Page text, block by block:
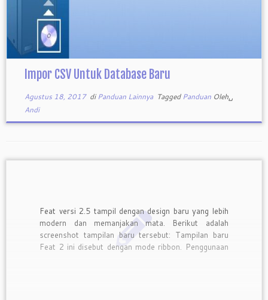
Impor CSV Untuk Database Baru
Agustus 18, 2017di Panduan Lainnya Tagged Panduan Oleh␣
Andi
Feat versi 2.5 tampil dengan design baru yang lebih
modern dan memanjakan mata. Berikut adalah
screenshot tampilan baru tersebut: Tampilan baru
Feat 2 ini disebut dengan mode ribbon. Penggunaan